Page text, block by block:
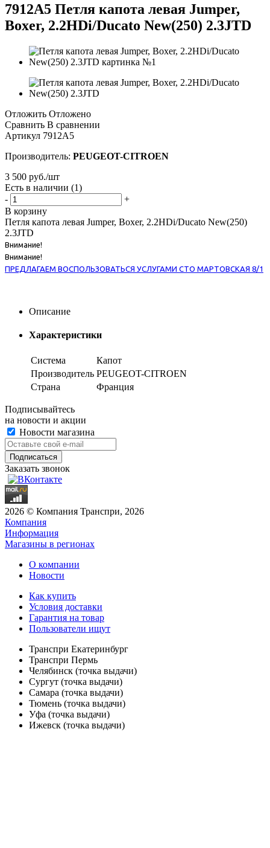
7912A5 Петля капота левая Jumper,
Boxer, 2.2HDi/Ducato New(250) 2.3JTD
Отложить Отложено
Сравнить В сравнении
Артикул 7912A5
Производитель: PEUGEOT-CITROEN
3 500 руб./шт
Есть в наличии (1)
-
+
В корзину
Петля капота левая Jumper, Boxer, 2.2HDi/Ducato New(250)
2.3JTD
Внимание!
Внимание!
ПРЕДЛАГАЕМ ВОСПОЛЬЗОВАТЬСЯ УСЛУГАМИ СТО МАРТОВСКАЯ 8/1
Описание
Характеристики
Система
Капот
Производитель PEUGEOT-CITROEN
Страна
Франция
Подписывайтесь
на новости и акции
Новости магазина
Заказать звонок
2026 © Компания Транспри, 2026
Компания
Информация
Магазины в регионах
О компании
Новости
Как купить
Условия доставки
Гарантия на товар
Пользователи ищут
Транспри Екатеринбург
Транспри Пермь
Челябинск (точка выдачи)
Сургут (точка выдачи)
Самара (точка выдачи)
Тюмень (точка выдачи)
Уфа (точка выдачи)
Ижевск (точка выдачи)